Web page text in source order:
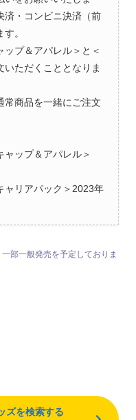
済・コンビニ決済（前
。
プ＆アパレル＞と＜
ただくこととなりま
商品を一緒にご注文
ャップ＆アパレル＞
＞2023年
部一般発売を予定しておりま
ズを検索する